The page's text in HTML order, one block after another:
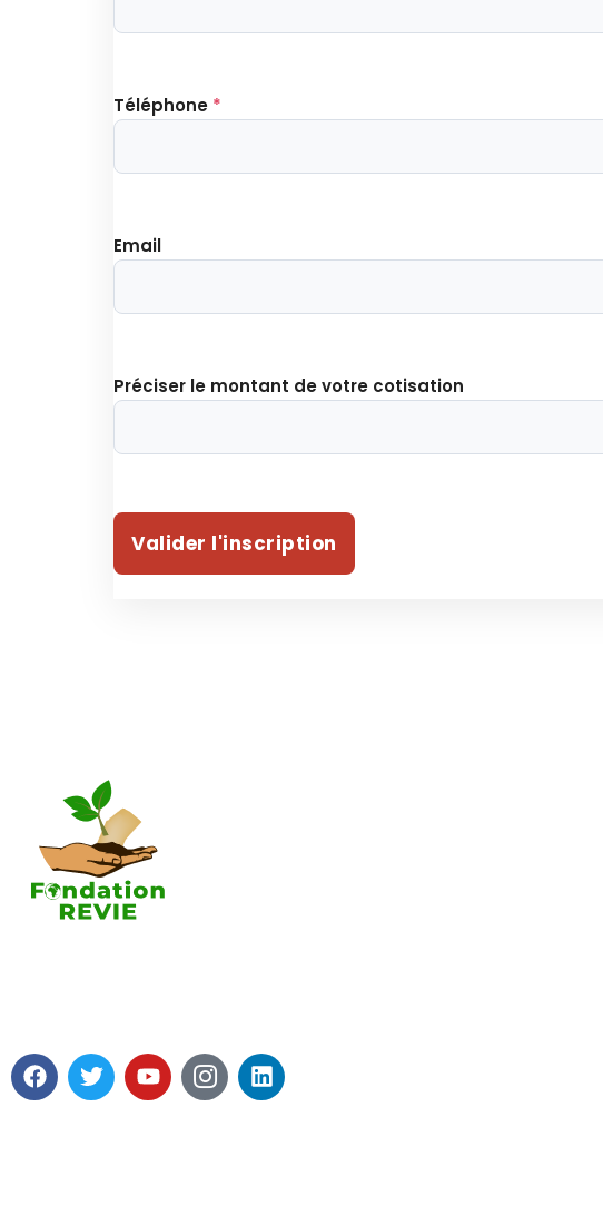
Téléphone *
Email
Préciser le montant de votre cotisation
Valider l'inscription